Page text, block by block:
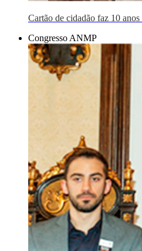
Cartão de cidadão faz 10
Congresso ANMP